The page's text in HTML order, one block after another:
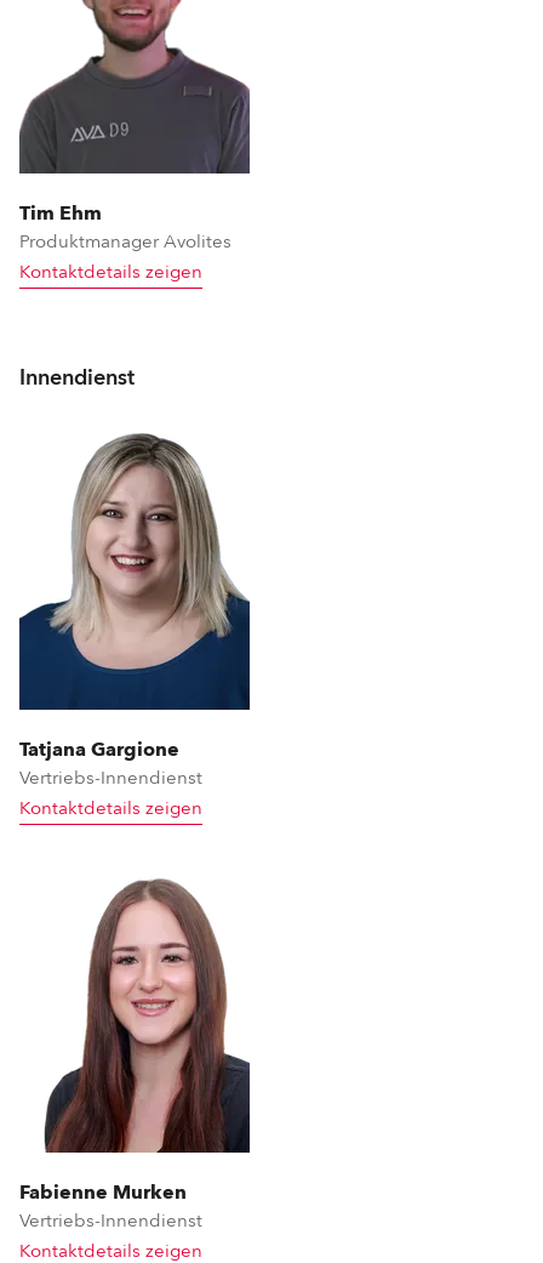
Tim Ehm
Produktmanager Avolites
Kontaktdetails zeigen
Innendienst
Tatjana Gargione
Vertriebs-Innendienst
Kontaktdetails zeigen
Fabienne Murken
Vertriebs-Innendienst
Kontaktdetails zeigen